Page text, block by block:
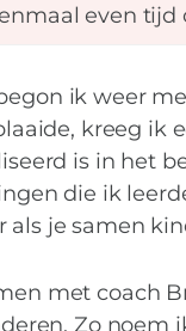
even
ik weer
kreeg ik
is in het
die ik
je samen
met coach
Zo noem